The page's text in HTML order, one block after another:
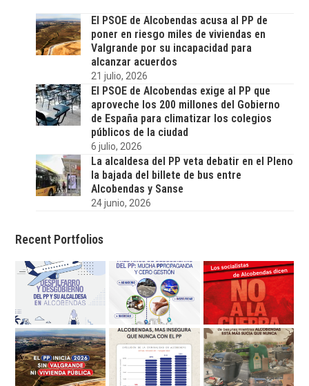
El PSOE de Alcobendas acusa al PP de
poner en riesgo miles de viviendas en
Valgrande por su incapacidad para
alcanzar acuerdos
21 julio, 2026
El PSOE de Alcobendas exige al PP que
aproveche los 200 millones del Gobierno
de España para climatizar los colegios
públicos de la ciudad
6 julio, 2026
La alcaldesa del PP veta debatir en el Pleno
la bajada del billete de bus entre
Alcobendas y Sanse
24 junio, 2026
Recent Portfolios